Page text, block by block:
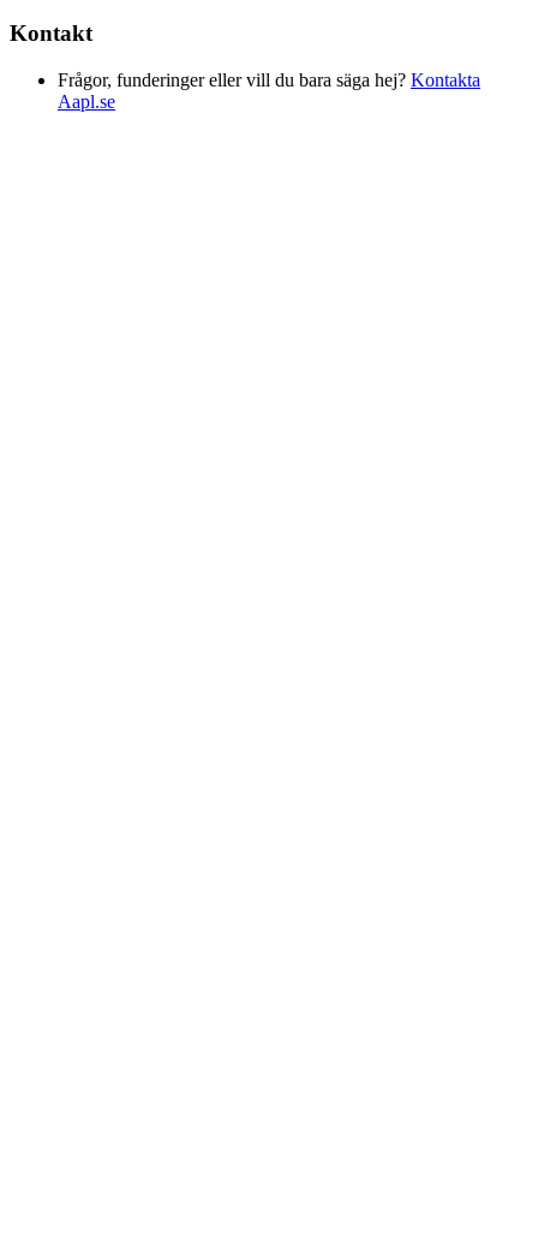
Kontakt
Frågor, funderinger eller vill du bara säga hej? Kontakta
Aapl.se